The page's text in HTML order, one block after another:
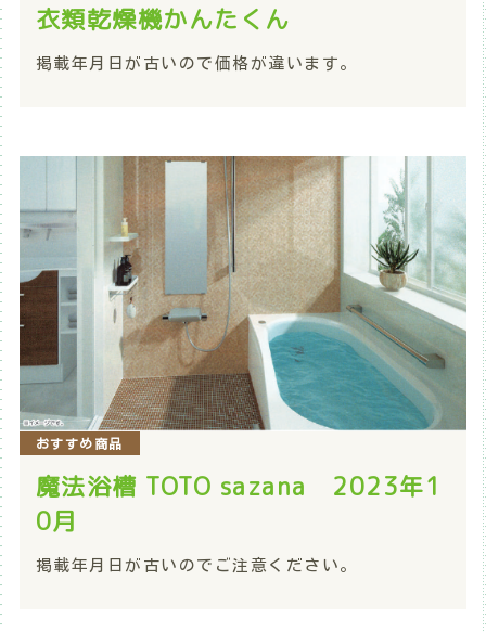
衣類乾燥機かんたくん
掲載年月日が古いので価格が違います。
魔法浴槽 TOTO sazana 2023年1
0月
掲載年月日が古いのでご注意ください。
おすすめ商品